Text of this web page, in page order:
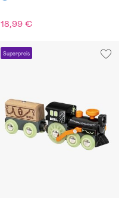
18,99 €
Superpreis